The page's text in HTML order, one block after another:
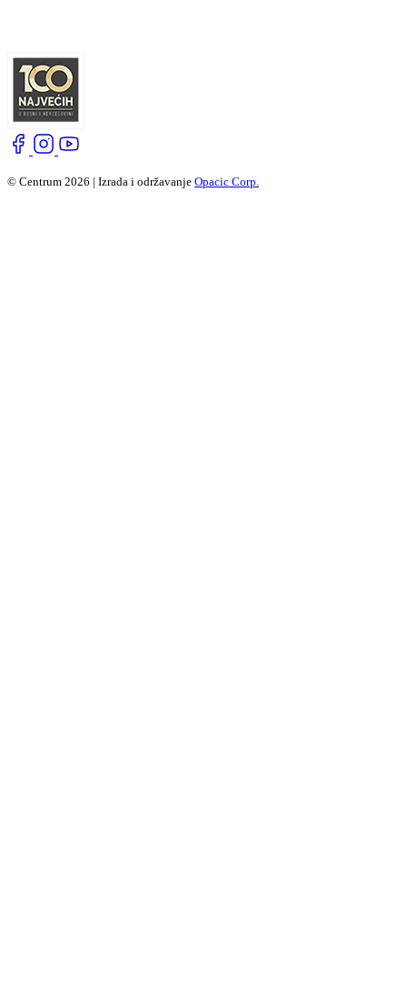
© Centrum 2026 | Izrada i održavanje Opacic Corp.